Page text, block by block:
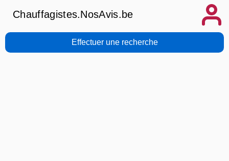
Chauffagistes.NosAvis.be
Effectuer une recherche